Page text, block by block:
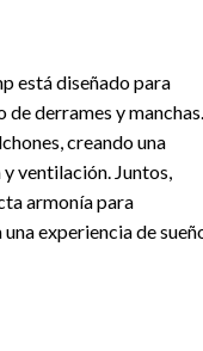
está diseñado para
derrames y manchas.
creando una
ventilación. Juntos,
armonía para
experiencia de